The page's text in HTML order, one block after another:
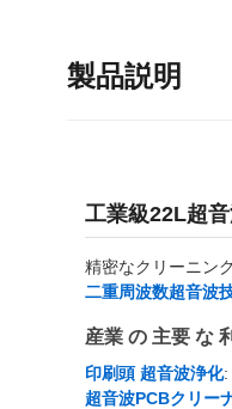
製品説明
工業級22L超
精密なクリーニン
二重周波数超音波
産業 の 主要 な
印刷頭 超音波浄化:
超音波PCBクリー